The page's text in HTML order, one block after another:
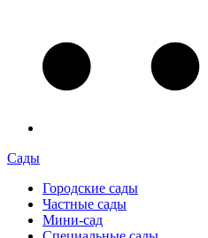
Сады
Городские сады
Частные сады
Мини-сад